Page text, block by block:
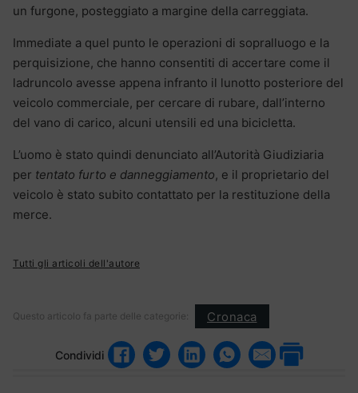
un furgone, posteggiato a margine della carreggiata.
Immediate a quel punto le operazioni di sopralluogo e la
perquisizione, che hanno consentiti di accertare come il
ladruncolo avesse appena infranto il lunotto posteriore del
veicolo commerciale, per cercare di rubare, dall’interno
del vano di carico, alcuni utensili ed una bicicletta.
L’uomo è stato quindi denunciato all’Autorità Giudiziaria
per tentato furto e danneggiamento, e il proprietario del
veicolo è stato subito contattato per la restituzione della
merce.
Tutti gli articoli dell'autore
Questo articolo fa parte delle categorie: Cronaca
Condividi